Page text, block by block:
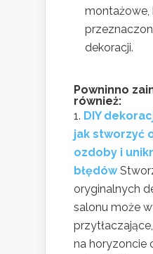
montażowe,
dekoracji.
Powninno
również:
DIY
jak stworzyć
ozdoby i
błędów
oryginalnych
salonu może
na horyzoncie